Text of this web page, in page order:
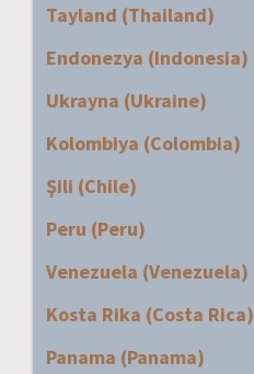
Tayland (Thailand)
Endonezya (Indonesia)
Ukrayna (Ukraine)
Kolombiya (Colombia)
Şili (Chile)
Peru (Peru)
Venezuela (Venezuela)
Kosta Rika (Costa Rica)
Panama (Panama)